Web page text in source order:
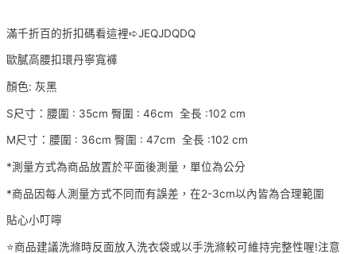
滿千折百的折扣碼看這裡➪JEQJDQDQ
歐膩高腰扣環丹寧寬褲
顏色: 灰黑
S尺寸：腰圍 : 35cm 臀圍 : 46cm 全長 :102 cm
M尺寸：腰圍 : 36cm 臀圍 : 47cm 全長 :102 cm
*測量方式為商品放置於平面後測量，單位為公分
*商品因每人測量方式不同而有誤差，在2-3cm以內皆為合理範圍
貼心小叮嚀
⭐️商品建議洗滌時反面放入洗衣袋或以手洗滌較可維持完整性喔!注意